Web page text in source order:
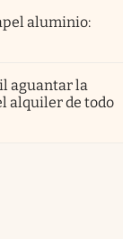
aluminio:
aguantar la
alquiler de todo